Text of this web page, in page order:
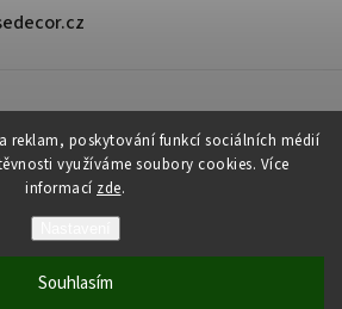
reklam, poskytování funkcí sociálních médií
využíváme soubory cookies. Více
informací zde.
Souhlasím